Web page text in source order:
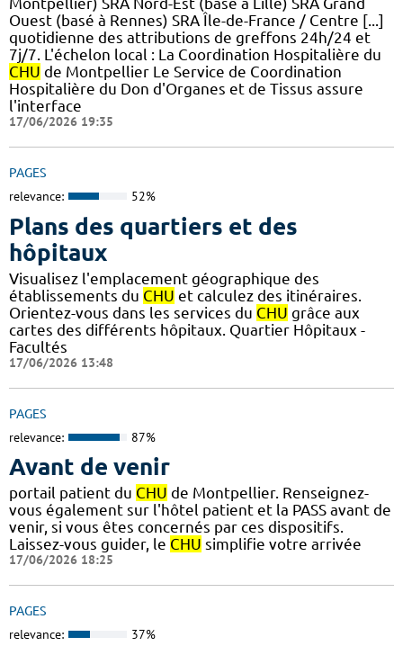
Ouest (basé à Rennes) SRA Île-de-France / Centre [...]
quotidienne des attributions de greffons 24h/24 et
7j/7. L'échelon local : La Coordination Hospitalière du
CHU de Montpellier Le Service de Coordination
Hospitalière du Don d'Organes et de Tissus assure
l'interface
17/06/2026 19:35
PAGES
relevance: 52%
Plans des quartiers et des
hôpitaux
Visualisez l'emplacement géographique des
établissements du CHU et calculez des itinéraires.
Orientez-vous dans les services du CHU grâce aux
cartes des différents hôpitaux. Quartier Hôpitaux -
Facultés
17/06/2026 13:48
PAGES
relevance: 87%
Avant de venir
portail patient du CHU de Montpellier. Renseignez-
vous également sur l'hôtel patient et la PASS avant de
venir, si vous êtes concernés par ces dispositifs.
Laissez-vous guider, le CHU simplifie votre arrivée
17/06/2026 18:25
PAGES
relevance: 37%